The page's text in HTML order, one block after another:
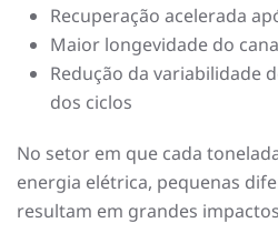
Recuperação acelerada
Maior longevidade do
Redução da variabilidade
dos ciclos
No setor em que cada
energia elétrica, pequenas
resultam em grandes